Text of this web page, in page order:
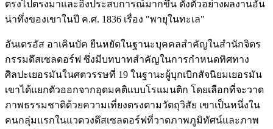
ตรงไปตรงมาและอิงประสบการณ์มากขึ้น ดังตัวอย่างผลงานอัน
น่าทึ่งของเขาในปี ค.ศ. 1836 เรื่อง "พายุในทะเล"
อันเดรอัส อาเคินบัค ยืนหยัดในฐานะบุคคลสำคัญในสำนักจิตร
กรรมดึสเซลดอร์ฟ ซึ่งมีบทบาทสำคัญในการกำหนดทิศทาง
ศิลปะเยอรมันในศตวรรษที่ 19 ในฐานะผู้บุกเบิกสัจนิยมเยอรมัน
เขาได้แยกตัวออกจากอุดมคติแบบโรแมนติก โดยเลือกที่จะวาด
ภาพธรรมชาติด้วยความเที่ยงตรงตามวัตถุวิสัย เขาเป็นหนึ่งใน
คนกลุ่มแรกในแวดวงดึสเซลดอร์ฟที่วาดภาพภูมิทัศน์และภาพ